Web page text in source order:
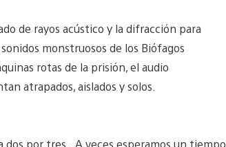
de rayos acústico y la difracción para
monstruosos de los Biófagos
rotas de la prisión, el audio
atrapados, aislados y solos.
dos por tres. A veces esperamos un tiempo